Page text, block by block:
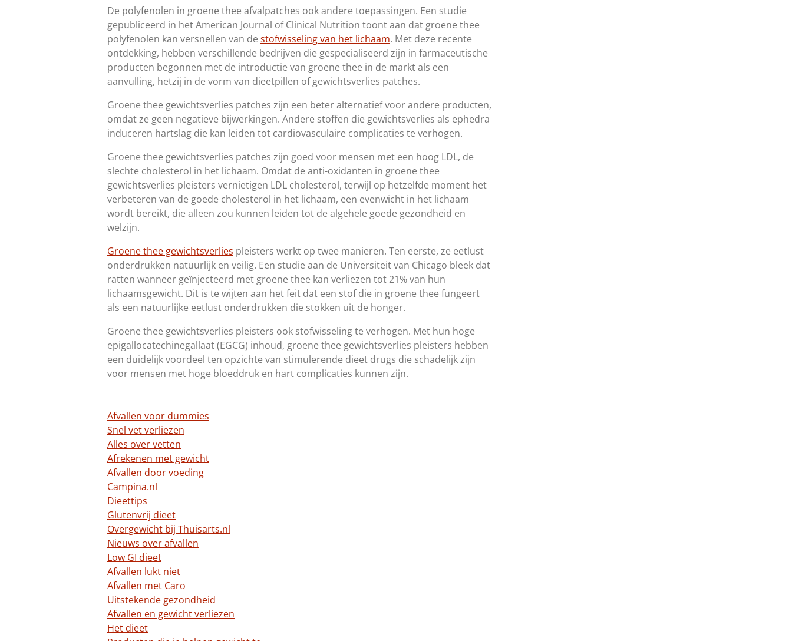
De polyfenolen in groene thee afvalpatches ook andere toepassingen. Een studie
gepubliceerd in het American Journal of Clinical Nutrition toont aan dat groene thee
polyfenolen kan versnellen van de stofwisseling van het lichaam. Met deze recente
ontdekking, hebben verschillende bedrijven die gespecialiseerd zijn in farmaceutische
producten begonnen met de introductie van groene thee in de markt als een
aanvulling, hetzij in de vorm van dieetpillen of gewichtsverlies patches.
Groene thee gewichtsverlies patches zijn een beter alternatief voor andere producten,
omdat ze geen negatieve bijwerkingen. Andere stoffen die gewichtsverlies als ephedra
induceren hartslag die kan leiden tot cardiovasculaire complicaties te verhogen.
Groene thee gewichtsverlies patches zijn goed voor mensen met een hoog LDL, de
slechte cholesterol in het lichaam. Omdat de anti-oxidanten in groene thee
gewichtsverlies pleisters vernietigen LDL cholesterol, terwijl op hetzelfde moment het
verbeteren van de goede cholesterol in het lichaam, een evenwicht in het lichaam
wordt bereikt, die alleen zou kunnen leiden tot de algehele goede gezondheid en
welzijn.
Groene thee gewichtsverlies pleisters werkt op twee manieren. Ten eerste, ze eetlust
onderdrukken natuurlijk en veilig. Een studie aan de Universiteit van Chicago bleek dat
ratten wanneer geïnjecteerd met groene thee kan verliezen tot 21% van hun
lichaamsgewicht. Dit is te wijten aan het feit dat een stof die in groene thee fungeert
als een natuurlijke eetlust onderdrukken die stokken uit de honger.
Groene thee gewichtsverlies pleisters ook stofwisseling te verhogen. Met hun hoge
epigallocatechinegallaat (EGCG) inhoud, groene thee gewichtsverlies pleisters hebben
een duidelijk voordeel ten opzichte van stimulerende dieet drugs die schadelijk zijn
voor mensen met hoge bloeddruk en hart complicaties kunnen zijn.
Afvallen voor dummies
Snel vet verliezen
Alles over vetten
Afrekenen met gewicht
Afvallen door voeding
Campina.nl
Dieettips
Glutenvrij dieet
Overgewicht bij Thuisarts.nl
Nieuws over afvallen
Low GI dieet
Afvallen lukt niet
Afvallen met Caro
Uitstekende gezondheid
Afvallen en gewicht verliezen
Het dieet